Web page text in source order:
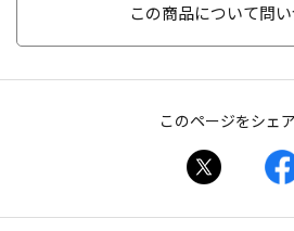
この商品について問
このページをシェ